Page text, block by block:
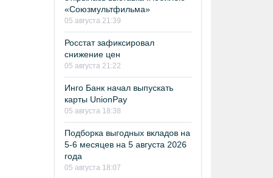
«Союзмультфильма»
05 августа 21:39
Росстат зафиксировал
снижение цен
05 августа 21:22
Инго Банк начал выпускать
карты UnionPay
05 августа 18:38
Подборка выгодных вкладов на
5-6 месяцев на 5 августа 2026
года
05 августа 18:07